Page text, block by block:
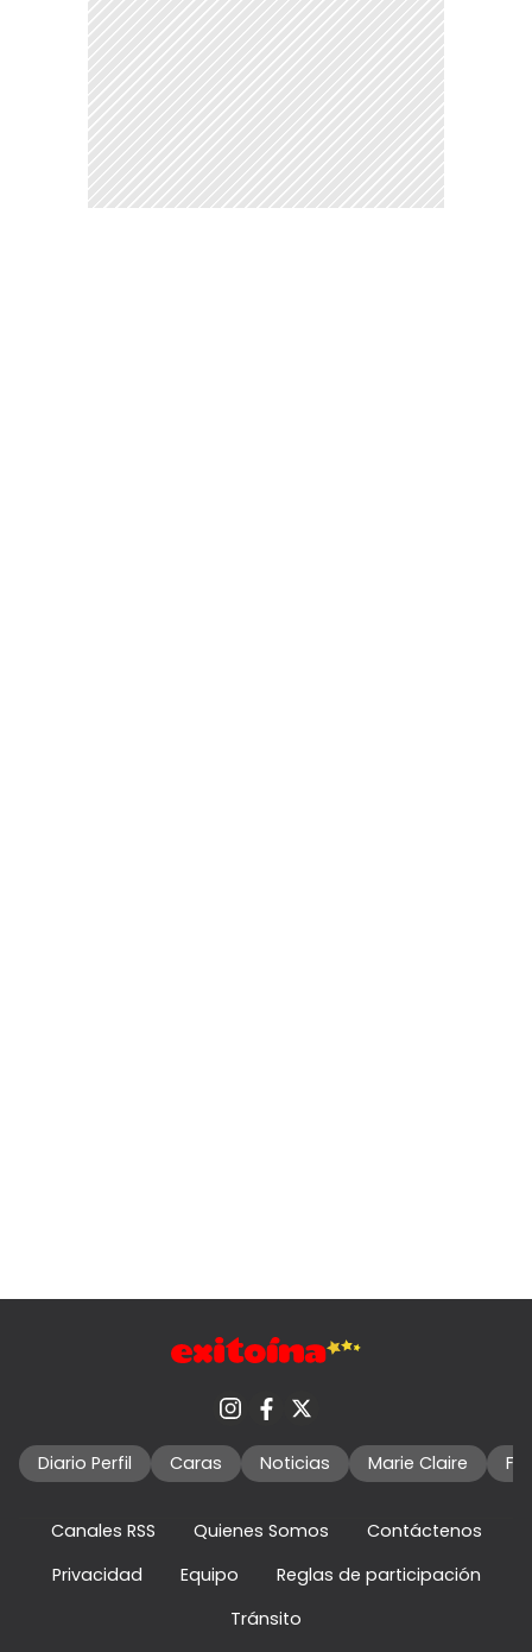
Diario Perfil Caras Noticias Marie Claire
Canales RSS Quienes Somos
Contáctenos
Privacidad
Equipo
Reglas de participación
Tránsito